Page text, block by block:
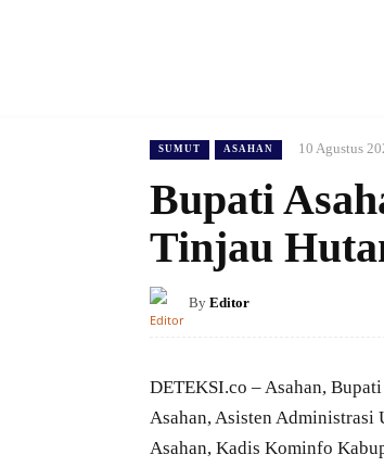
SUMUT ASAHAN 10 Agustus
Bupati
Tinjau
By Editor
DETEKSI.co – Asahan,
Asahan, Asisten Administrasi
Asahan, Kadis Kominfo